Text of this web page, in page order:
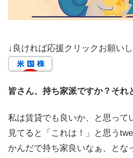
↓良ければ応援クリックお願いし
皆さん、持ち家派ですか？それ
私は賃貸でも良いか、と思って
見てると「これは！」と思う
かんだで持ち家良いなぁ、とな